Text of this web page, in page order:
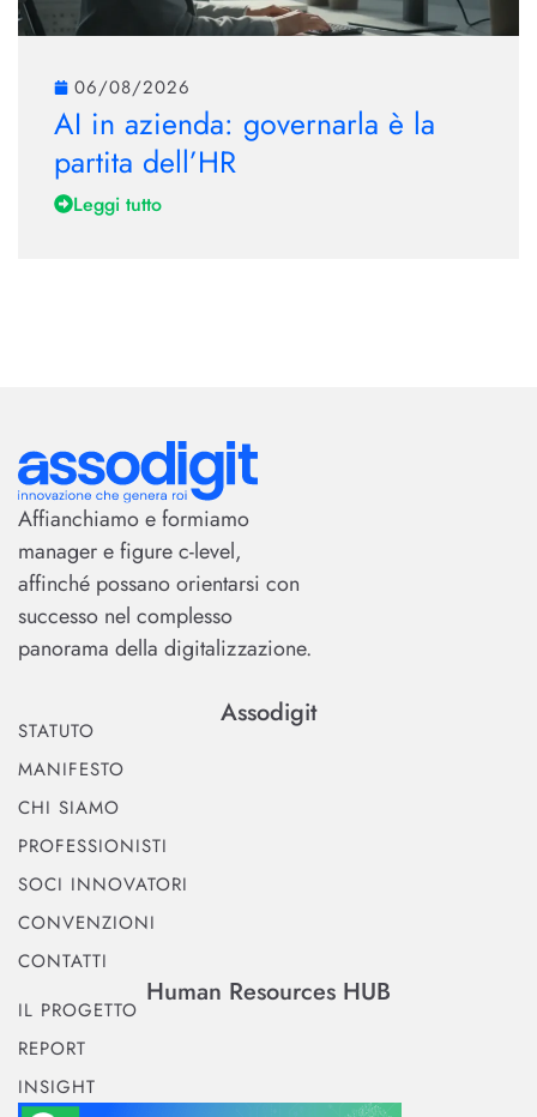
06/08/2026
AI in azienda: governarla è la
partita dell’HR
Leggi tutto
Affianchiamo e formiamo
manager e figure c-level,
affinché possano orientarsi con
successo nel complesso
panorama della digitalizzazione.
Assodigit
STATUTO
MANIFESTO
CHI SIAMO
PROFESSIONISTI
SOCI INNOVATORI
CONVENZIONI
CONTATTI
Human Resources HUB
IL PROGETTO
REPORT
INSIGHT